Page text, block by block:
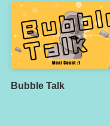
Bubble Talk